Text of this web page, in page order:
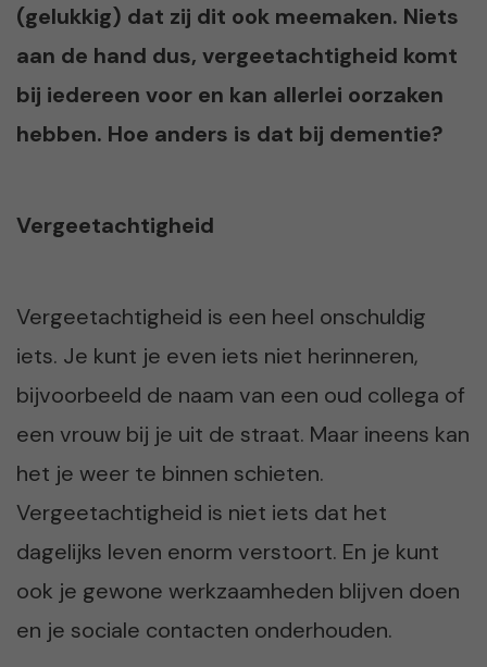
(gelukkig) dat zij dit ook meemaken. Niets
aan de hand dus, vergeetachtigheid komt
bij iedereen voor en kan allerlei oorzaken
hebben. Hoe anders is dat bij dementie?
Vergeetachtigheid
Vergeetachtigheid is een heel onschuldig
iets. Je kunt je even iets niet herinneren,
bijvoorbeeld de naam van een oud collega of
een vrouw bij je uit de straat. Maar ineens kan
het je weer te binnen schieten.
Vergeetachtigheid is niet iets dat het
dagelijks leven enorm verstoort. En je kunt
ook je gewone werkzaamheden blijven doen
en je sociale contacten onderhouden.